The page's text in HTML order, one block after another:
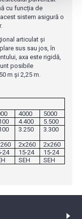
cu funcția de
sistem asigură o
articulat şi
sus sau jos, în
axa este rigidă,
posibile
m și 2,25 m.
4000
5000
4.400
5.500
3.250 3.300
2x260
2x260
24 15-24
15-24
SEH SEH